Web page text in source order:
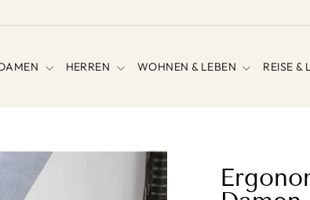
HERREN WOHNEN & LEBEN REISE &